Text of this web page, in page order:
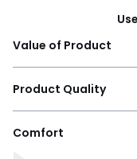
Value of Product
Product Quality
Comfort